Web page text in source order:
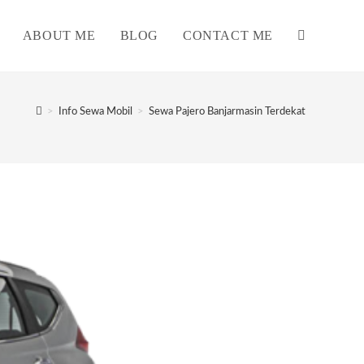
ABOUT ME BLOG CONTACT ME
WEBSITE
> Info Sewa Mobil > Sewa Pajero Banjarmasin Terdekat